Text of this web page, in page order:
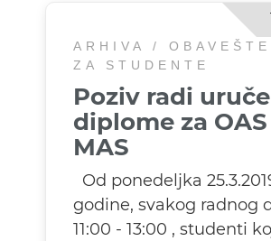
ARHIVA /
ZA STUDENTE
Poziv radi
diplome za
MAS
Od ponedeljka
godine, svakog radnog
11:00 - 13:00 , studenti